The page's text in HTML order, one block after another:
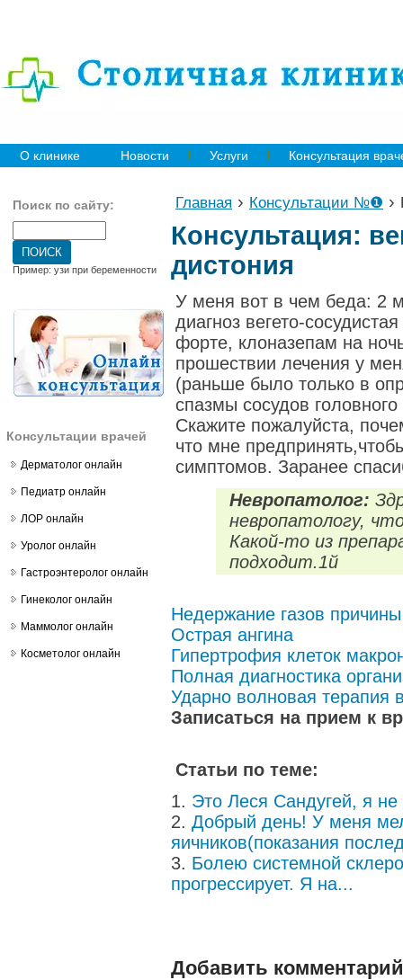
О клинике Новости Услуги Консультация
Поиск по сайту:
Пример: узи при беременности
Консультации врачей
Дерматолог онлайн
Педиатр онлайн
ЛОР онлайн
Уролог онлайн
Гастроэнтеролог онлайн
Гинеколог онлайн
Маммолог онлайн
Косметолог онлайн
Главная › Консультации №❶ ›
Консультация:
дистония
У меня вот в чем беда: 2
диагноз вегето-
форте, клоназепам на
прошествии лечения у
(раньше было только в
спазмы сосудов
Скажите пожалуйста,
что мне
симптомов. Заранее
Невропатолог:
невропатологу,
Какой-то из
подходит.1й
Недержание газов причины
Острая ангина
Гипертрофия клеток
Полная диагностика
Ударно волновая терапия
Записаться на прием к
Статьи по теме:
Это Леся Сандугей, я
Добрый день! У меня
яичников(показания
Болею системной
прогрессирует. Я на...
Добавить комментарий